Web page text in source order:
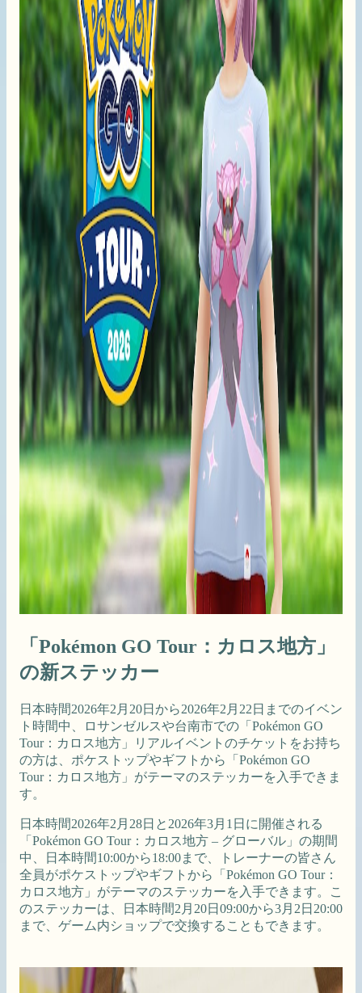
「Pokémon GO Tour：カロス地方」
の新ステッカー
日本時間2026年2月20日から2026年2月22日までのイベン
ト時間中、ロサンゼルスや台南市での「Pokémon GO
Tour：カロス地方」リアルイベントのチケットをお持ち
の方は、ポケストップやギフトから「Pokémon GO
Tour：カロス地方」がテーマのステッカーを入手できま
す。
日本時間2026年2月28日と2026年3月1日に開催される
「Pokémon GO Tour：カロス地方 – グローバル」の期間
中、日本時間10:00から18:00まで、トレーナーの皆さん
全員がポケストップやギフトから「Pokémon GO Tour：
カロス地方」がテーマのステッカーを入手できます。こ
のステッカーは、日本時間2月20日09:00から3月2日20:00
まで、ゲーム内ショップで交換することもできます。